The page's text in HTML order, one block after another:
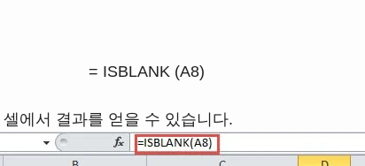
= ISBLANK (A8)
에서 결과를 얻을 수 있습니다.